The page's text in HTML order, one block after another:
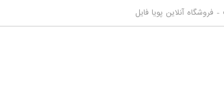
فروشگاه آنلاین پویا فایل